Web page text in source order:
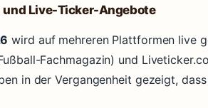
und Live-Ticker-Angebote
wird auf mehreren Plattformen live
Fachmagazin) und
in der Vergangenheit gezeigt,